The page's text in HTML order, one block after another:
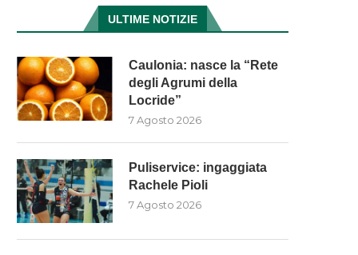
ULTIME NOTIZIE
Caulonia: nasce la “Rete
degli Agrumi della
Locride”
7 Agosto 2026
Puliservice: ingaggiata
Rachele Pioli
7 Agosto 2026